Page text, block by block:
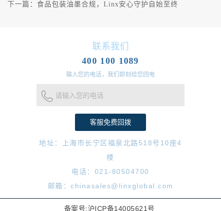
下一篇： 食品包装油墨合规，Linx安心守护自始至终
联系我们
400 100 1089
输入您的电话，我们即刻给您回电
请输入您的电话
地址：上海市长宁区福泉北路518号10座4
楼
电话：021-80504700
邮箱：chinasales@linxglobal.com
备案号:沪ICP备14005621号